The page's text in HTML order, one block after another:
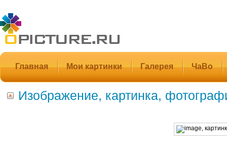
Главная Мои картинки Галерея ЧаВо
Изображение, картинка,